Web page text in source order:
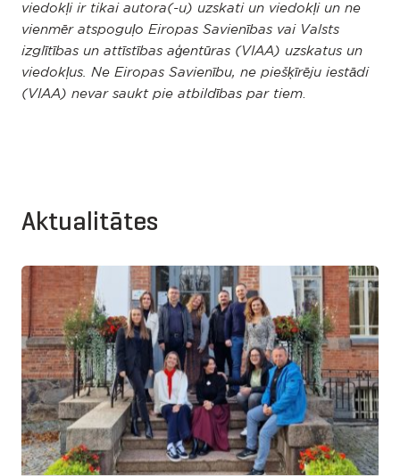
viedokļi ir tikai autora(-u) uzskati un viedokļi un ne
vienmēr atspoguļo Eiropas Savienības vai Valsts
izglītības un attīstības aģentūras (VIAA) uzskatus un
viedokļus. Ne Eiropas Savienību, ne piešķīrēju iestādi
(VIAA) nevar saukt pie atbildības par tiem.
Aktualitātes